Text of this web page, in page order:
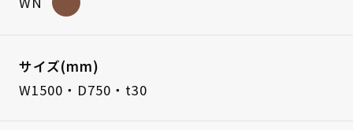
サイズ(mm)
W1500・D750・t30